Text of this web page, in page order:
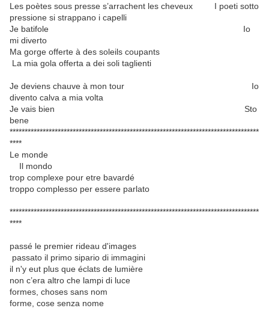
Les poètes sous presse s’arrachent les cheveux I poeti sotto
pressione si strappano i capelli
Je batifole Io
mi diverto
Ma gorge offerte à des soleils coupants
La mia gola offerta a dei soli taglienti
Je deviens chauve à mon tour Io
divento calva a mia volta
Je vais bien Sto
bene
***********************************************************************************
****
Le monde
Il mondo
trop complexe pour etre bavardé
troppo complesso per essere parlato
***********************************************************************************
****
passé le premier rideau d'images
passato il primo sipario di immagini
il n'y eut plus que éclats de lumière
non c’era altro che lampi di luce
formes, choses sans nom
forme, cose senza nome